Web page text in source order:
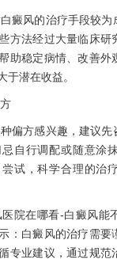
风的治疗手段较为
方法经过大量临床研
助稳定病情、改善外
于潜在收益。
方感兴趣，建议先
自行调配或随意涂
试，科学合理的治
在哪看-白癜风能
：白癜风的治疗需要
专业建议，通过规范